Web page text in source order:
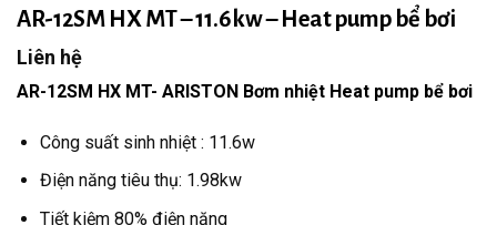
AR-12SM HX MT – 11.6kw – Heat pump bể bơi
Liên hệ
AR-12SM HX MT- ARISTON Bơm nhiệt Heat pump bể bơi
Công suất sinh nhiệt : 11.6w
Điện năng tiêu thụ: 1.98kw
Tiết kiệm 80% điện năng